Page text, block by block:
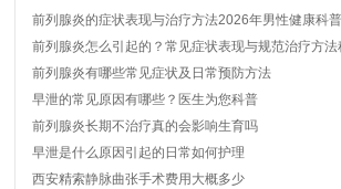
前列腺炎的症状表现与治疗方法2026年男性健康科
前列腺炎怎么引起的？常见症状表现与规范治疗方法
前列腺炎有哪些常见症状及日常预防方法
早泄的常见原因有哪些？医生为您科普
前列腺炎长期不治疗真的会影响生育吗
早泄是什么原因引起的日常如何护理
西安精索静脉曲张手术费用大概多少